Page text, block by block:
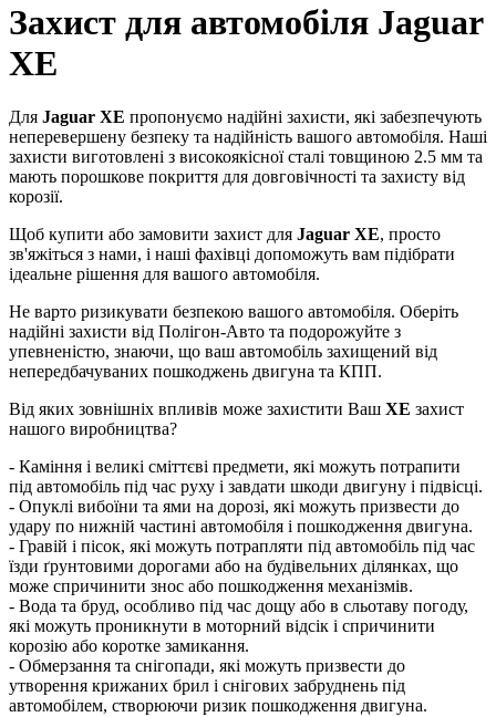
Захист для автомобіля Jaguar
XE
Для Jaguar XE пропонуємо надійні захисти, які забезпечують
неперевершену безпеку та надійність вашого автомобіля. Наші
захисти виготовлені з високоякісної сталі товщиною 2.5 мм та
мають порошкове покриття для довговічності та захисту від
корозії.
Щоб купити або замовити захист для Jaguar XE, просто
зв'яжіться з нами, і наші фахівці допоможуть вам підібрати
ідеальне рішення для вашого автомобіля.
Не варто ризикувати безпекою вашого автомобіля. Оберіть
надійні захисти від Полігон-Авто та подорожуйте з
упевненістю, знаючи, що ваш автомобіль захищений від
непередбачуваних пошкоджень двигуна та КПП.
Від яких зовнішніх впливів може захистити Ваш XE захист
нашого виробництва?
- Каміння і великі сміттєві предмети, які можуть потрапити
під автомобіль під час руху і завдати шкоди двигуну і підвісці.
- Опуклі вибоїни та ями на дорозі, які можуть призвести до
удару по нижній частині автомобіля і пошкодження двигуна.
- Гравій і пісок, які можуть потрапляти під автомобіль під час
їзди ґрунтовими дорогами або на будівельних ділянках, що
може спричинити знос або пошкодження механізмів.
- Вода та бруд, особливо під час дощу або в сльотаву погоду,
які можуть проникнути в моторний відсік і спричинити
корозію або коротке замикання.
- Обмерзання та снігопади, які можуть призвести до
утворення крижаних брил і снігових забруднень під
автомобілем, створюючи ризик пошкодження двигуна.